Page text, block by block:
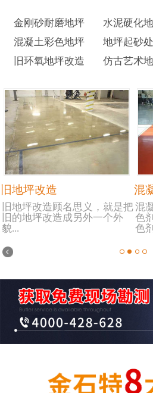
金刚砂耐磨地坪 水泥硬化
混凝土彩色地坪
地坪起砂
旧环氧地坪改造
仿古艺术
旧地坪改造
旧地坪改造顾名思义，就是把
旧的地坪改造成另外一个外
貌...
混
混
色
色